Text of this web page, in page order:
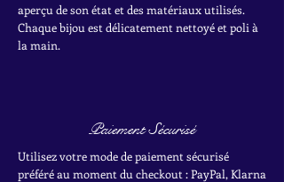
aperçu de son état et des matériaux utilisés.
Chaque bijou est délicatement nettoyé et poli à
la main.
Paiement Sécurisé
Utilisez votre mode de paiement sécurisé
préféré au moment du checkout : PayPal, Klarna